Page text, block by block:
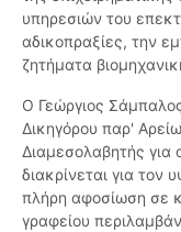
υπηρεσιών του
αδικοπραξίες, την
ζητήματα
Ο Γεώργιος
Δικηγόρου παρ'
Διαμεσολαβητής για
διακρίνεται για τον
πλήρη αφοσίωση σε
γραφείου